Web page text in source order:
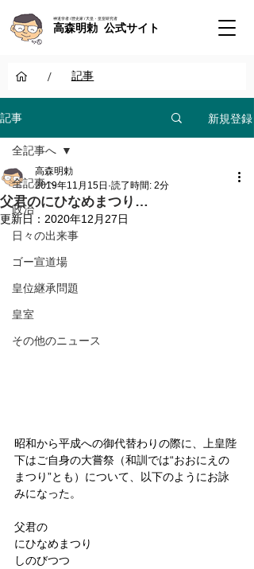
神道学者 / 歴史家 / 天皇・皇室研究者
高森明勅 公式サイト
/ 記事
記事 新規登録
全記事へ
政治
日々の出来事
ゴー宣道場
皇位継承問題
皇室
その他のニュース
全記事へ
父君のにひなめまつり…
高森明勅
2019年11月15日 読了時間: 2分
更新日： 2020年12月27日
昭和から平成への御代替わりの際に、上皇陛
下はご自身の大嘗祭（和訓では“おおにえの
まつり”とも）について、以下のようにお詠
みになった。
父君の
にひなめまつり
しのびつつ